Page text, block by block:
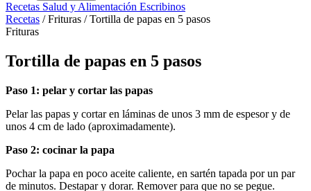
Recetas Salud y Alimentación Escribinos
Recetas / Frituras / Tortilla de papas en 5 pasos
Frituras
Tortilla de papas en 5 pasos
Paso 1: pelar y cortar las papas
Pelar las papas y cortar en láminas de unos 3 mm de espesor y de
unos 4 cm de lado (aproximadamente).
Paso 2: cocinar la papa
Pochar la papa en poco aceite caliente, en sartén tapada por un par
de minutos. Destapar y dorar. Remover para que no se pegue.